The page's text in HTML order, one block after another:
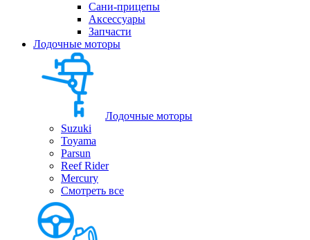
Сани-прицепы
Аксессуары
Запчасти
Лодочные моторы
Лодочные моторы
Suzuki
Toyama
Parsun
Reef Rider
Mercury
Смотреть все